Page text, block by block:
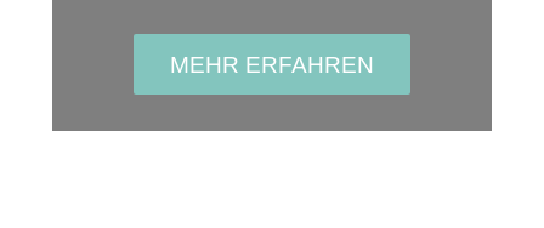
MEHR ERFAHREN